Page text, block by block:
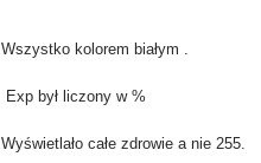
Wszystko kolorem białym .
Exp był liczony w %
Wyświetlało całe zdrowie a nie 255.